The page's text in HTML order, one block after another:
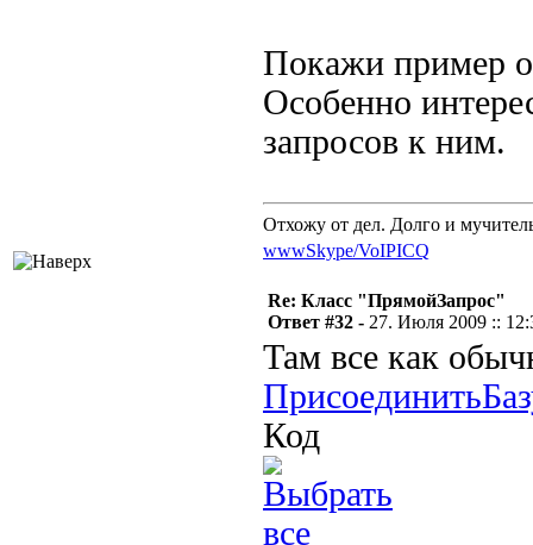
Покажи пример
Особенно
запросов к ним.
Отхожу от дел. Долго и
wwwSkype/VoIPICQ
Re: Класс "ПрямойЗапрос"
Ответ #32 - 27. Июля 2009 ::
Там все как
Код